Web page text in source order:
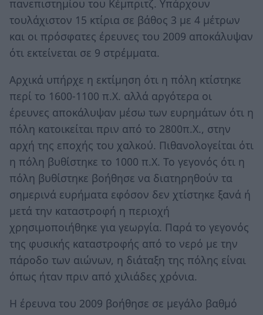
πανεπιστημίου του Κέμπριτζ. Υπάρχουν
τουλάχιστον 15 κτίρια σε βάθος 3 με 4 μέτρων
και οι πρόσφατες έρευνες του 2009 αποκάλυψαν
ότι εκτείνεται σε 9 στρέμματα.
Αρχικά υπήρχε η εκτίμηση ότι η πόλη κτίστηκε
περί το 1600-1100 π.Χ. αλλά αργότερα οι
έρευνες αποκάλυψαν μέσω των ευρημάτων ότι η
πόλη κατοικείται πριν από το 2800π.Χ., στην
αρχή της εποχής του χαλκού. Πιθανολογείται ότι
η πόλη βυθίστηκε το 1000 π.Χ. Το γεγονός ότι η
πόλη βυθίστηκε βοήθησε να διατηρηθούν τα
σημερινά ευρήματα εφόσον δεν χτίστηκε ξανά ή
μετά την καταστροφή η περιοχή
χρησιμοποιήθηκε για γεωργία. Παρά το γεγονός
της φυσικής καταστροφής από το νερό με την
πάροδο των αιώνων, η διάταξη της πόλης είναι
όπως ήταν πριν από χιλιάδες χρόνια.
Η έρευνα του 2009 βοήθησε σε μεγάλο βαθμό